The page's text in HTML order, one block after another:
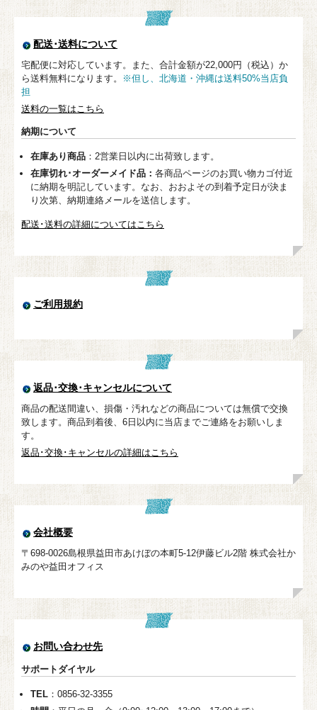
配送･送料について
宅配便に対応しています。また、合計金額が22,000円（税込）か
ら送料無料になります。
※但し、北海道・沖縄は送料50%当店負
担
送料の一覧はこちら
納期について
在庫あり商品：2営業日以内に出荷致します。
在庫切れ･オーダーメイド品： 各商品ページのお買い物カゴ付近
に納期を明記しています。なお、おおよその到着予定日が決ま
り次第、納期連絡メールを送信します。
配送･送料の詳細についてはこちら
ご利用規約
返品･交換･キャンセルについて
商品の配送間違い、損傷・汚れなどの商品については無償で交換
致します。商品到着後、6日以内に当店までご連絡をお願いしま
す。
返品･交換･キャンセルの詳細はこちら
会社概要
〒698-0026島根県益田市あけぼの本町5-12伊藤ビル2階 株式会社か
みのや益田オフィス
お問い合わせ先
サポートダイヤル
TEL：0856-32-3355